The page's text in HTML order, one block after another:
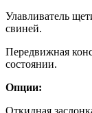
Улавливатель
свиней.
Передвижная
состоянии.
Опции: